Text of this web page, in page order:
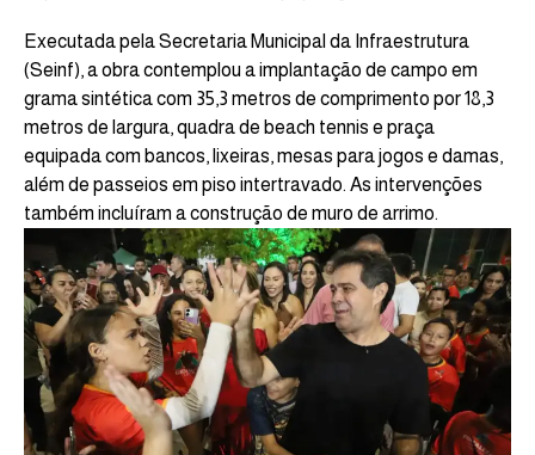
Executada pela Secretaria Municipal da Infraestrutura
(Seinf), a obra contemplou a implantação de campo em
grama sintética com 35,3 metros de comprimento por 18,3
metros de largura, quadra de beach tennis e praça
equipada com bancos, lixeiras, mesas para jogos e damas,
além de passeios em piso intertravado. As intervenções
também incluíram a construção de muro de arrimo.